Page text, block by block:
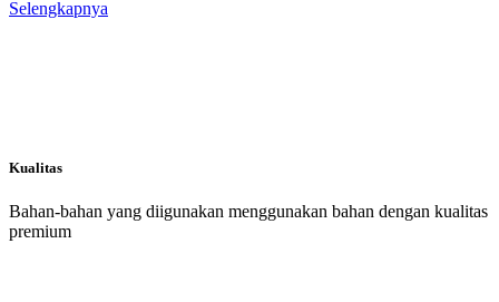
Selengkapnya
Kualitas
Bahan-bahan yang diigunakan menggunakan bahan dengan kualitas
premium